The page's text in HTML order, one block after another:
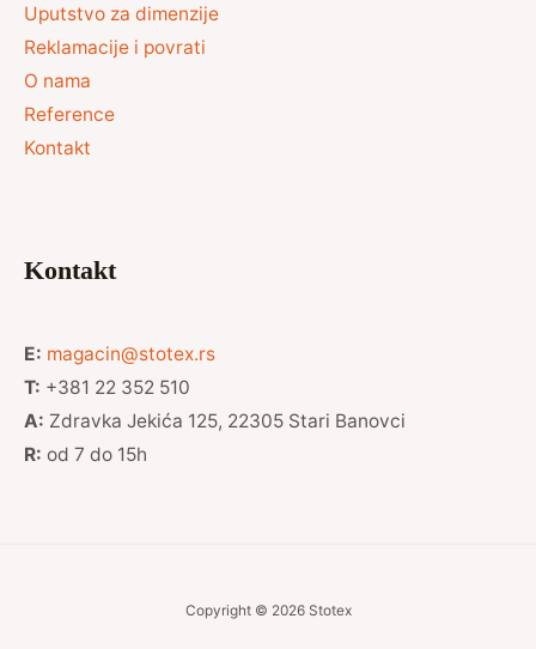
Uputstvo za dimenzije
Reklamacije i povrati
O nama
Reference
Kontakt
Kontakt
E: magacin@stotex.rs
T: +381 22 352 510
A: Zdravka Jekića 125, 22305 Stari Banovci
R: od 7 do 15h
Copyright © 2026 Stotex